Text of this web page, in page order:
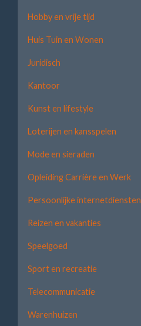
Hobby en vrije tijd
Huis Tuin en Wonen
Juridisch
Kantoor
Kunst en lifestyle
Loterijen en kansspelen
Mode en sieraden
Opleiding Carrière en Werk
Persoonlijke internetdiensten
Reizen en vakanties
Speelgoed
Sport en recreatie
Telecommunicatie
Warenhuizen